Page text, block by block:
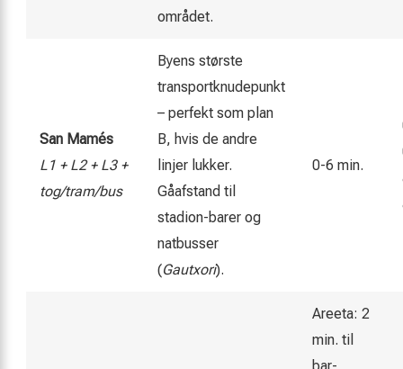
området.
San Mamés
L1 + L2 + L3 +
tog/tram/bus
Byens største
transportknudepunkt
– perfekt som plan
B, hvis de andre
linjer lukker.
Gåafstand til
stadion-barer og
natbusser
(Gautxori).
0-6 min.
Areeta: 2
min. til